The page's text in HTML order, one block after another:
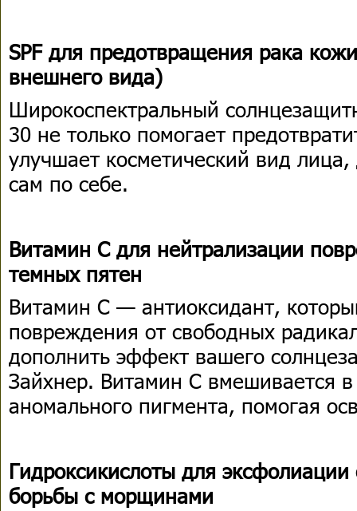
SPF для предотвращения рака
внешнего вида)
Широкоспектральный
30 не только помогает
улучшает косметический вид
сам по себе.
Витамин С для нейтрализации
темных пятен
Витамин С — антиоксидант,
повреждения от свободных
дополнить эффект вашего
Зайхнер. Витамин С вмешивается в
аномального пигмента, помогая
Гидроксикислоты для
борьбы с морщинами